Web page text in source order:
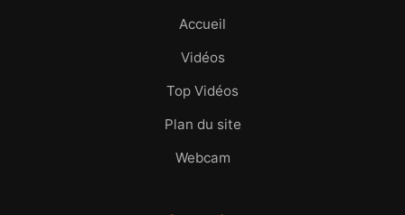
Accueil
Vidéos
Top Vidéos
Plan du site
Webcam